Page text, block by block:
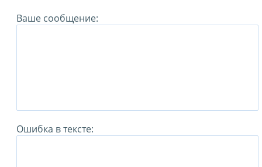
Ваше сообщение:
Ошибка в тексте: